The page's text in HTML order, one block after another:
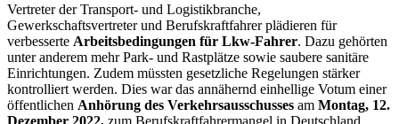
Vertreter der Transport- und Logistikbranche,
Gewerkschaftsvertreter und Berufskraftfahrer plädieren für
verbesserte Arbeitsbedingungen für Lkw-Fahrer. Dazu gehörten
unter anderem mehr Park- und Rastplätze sowie saubere sanitäre
Einrichtungen. Zudem müssten gesetzliche Regelungen stärker
kontrolliert werden. Dies war das annähernd einhellige Votum einer
öffentlichen Anhörung des Verkehrsausschusses am Montag, 12.
Dezember 2022, zum Berufskraftfahrermangel in Deutschland.